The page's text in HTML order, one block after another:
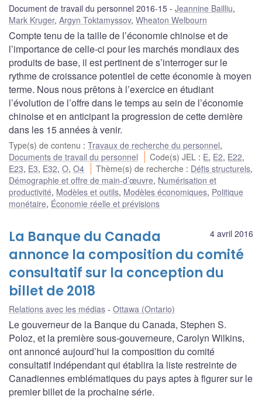
Document de travail du personnel 2016-15 Jeannine Bailliu,
Mark Kruger, Argyn Toktamyssov, Wheaton Welbourn
Compte tenu de la taille de l’économie chinoise et de
l’importance de celle-ci pour les marchés mondiaux des
produits de base, il est pertinent de s’interroger sur le
rythme de croissance potentiel de cette économie à moyen
terme. Nous nous prêtons à l’exercice en étudiant
l’évolution de l’offre dans le temps au sein de l’économie
chinoise et en anticipant la progression de cette dernière
dans les 15 années à venir.
Type(s) de contenu : Travaux de recherche du personnel,
Documents de travail du personnel
Code(s) JEL : E, E2, E22,
E23, E3, E32, O, O4 Thème(s) de recherche : Défis structurels,
Démographie et offre de main-d’œuvre, Numérisation et
productivité, Modèles et outils, Modèles économiques, Politique
monétaire, Économie réelle et prévisions
4 avril 2016
La Banque du Canada
annonce la composition du comité
consultatif sur la conception du
billet de 2018
Relations avec les médias Ottawa (Ontario)
Le gouverneur de la Banque du Canada, Stephen S.
Poloz, et la première sous-gouverneure, Carolyn Wilkins,
ont annoncé aujourd’hui la composition du comité
consultatif indépendant qui établira la liste restreinte de
Canadiennes emblématiques du pays aptes à figurer sur le
premier billet de la prochaine série.